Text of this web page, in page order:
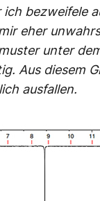
bezweifele
eher
unter
Aus diesem
ausfallen.